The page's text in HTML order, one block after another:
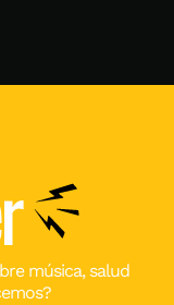
música, salud